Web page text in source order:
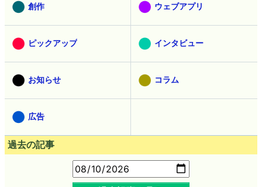
創作 ウェブアプリ
ピックアップ インタビュー
お知らせ コラム
広告
過去の記事